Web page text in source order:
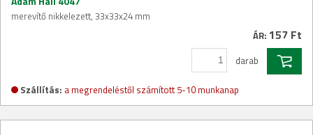
merevítő nikkelezett, 33x33x24 mm
ÁR: 157 Ft
darab
Szállítás: a megrendeléstől számított 5-10 munkanap